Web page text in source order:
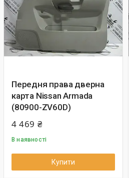
Передня права дверна
карта Nissan Armada
(80900-ZV60D)
4 469 ₴
В наявності
Купити